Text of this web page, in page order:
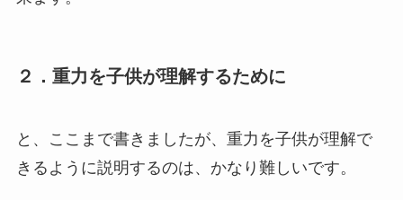
２．重力を子供が理解するために
と、ここまで書きましたが、重力を子供が理解で
きるように説明するのは、かなり難しいです。